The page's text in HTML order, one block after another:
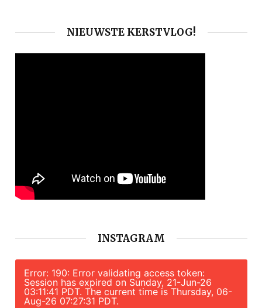
NIEUWSTE KERSTVLOG!
INSTAGRAM
Error: 190: Error validating access token:
Session has expired on Sunday, 21-Jun-26
03:11:41 PDT. The current time is Thursday, 06-
Aug-26 07:27:31 PDT.